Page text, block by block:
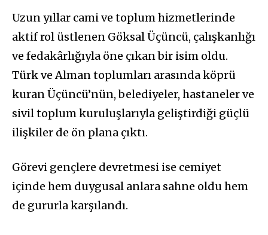
Uzun yıllar cami ve toplum hizmetlerinde
aktif rol üstlenen Göksal Üçüncü, çalışkanlığı
ve fedakârlığıyla öne çıkan bir isim oldu.
Türk ve Alman toplumları arasında köprü
kuran Üçüncü’nün, belediyeler, hastaneler ve
sivil toplum kuruluşlarıyla geliştirdiği güçlü
ilişkiler de ön plana çıktı.
Görevi gençlere devretmesi ise cemiyet
içinde hem duygusal anlara sahne oldu hem
de gururla karşılandı.